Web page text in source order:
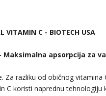
VITAMIN C - BIOTECH USA
Maksimalna apsorpcija za
Za razliku od običnog
C koristi naprednu